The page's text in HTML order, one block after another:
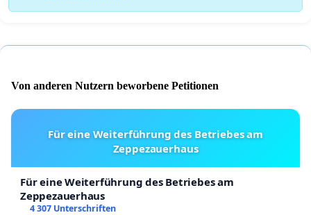
Von anderen Nutzern beworbene Petitionen
Für eine Weiterführung des Betriebes am
Zeppezauerhaus
Für eine Weiterführung des Betriebes am
Zeppezauerhaus
4 307 Unterschriften